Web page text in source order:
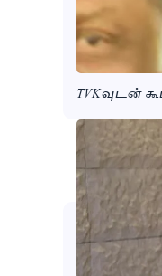
TVKவுடன்